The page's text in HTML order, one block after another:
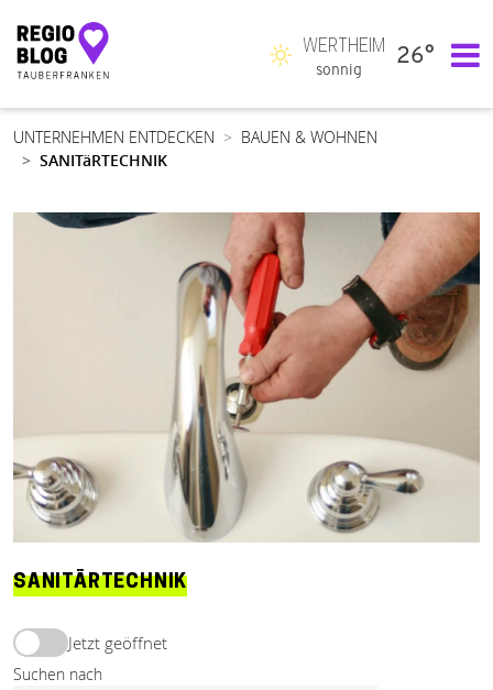
Hauptnavigation
WERTHEIM
sonnig
26°
UNTERNEHMEN ENTDECKEN
BAUEN & WOHNEN
SANITäRTECHNIK
SANITÄRTECHNIK
Jetzt geöffnet
Suchen nach